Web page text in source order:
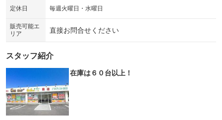
シートエアコン
：装備なし
：装備なし
定休日 毎週火曜日・水曜日
販売可能エ
リア
直接お問合せください
スタッフ紹介
在庫は６０台以上！